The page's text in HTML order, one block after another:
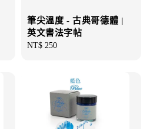
筆尖溫度 - 古典哥德體 |
英文書法字帖
Regular
NT$ 250